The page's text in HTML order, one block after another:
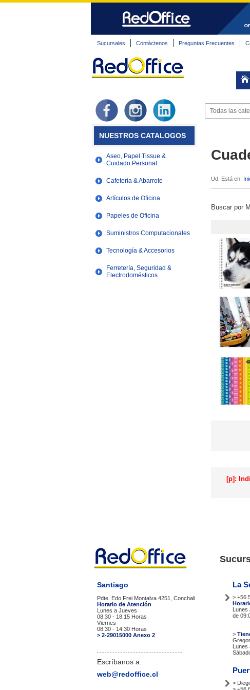
Sucursales Contáctenos Preguntas Frecuentes
NUESTROS CATALOGOS
Aseo, Papel Tissue &
Cuidado Personal
Cafetería & Abarrote
Artículos de Oficina
Papeles de Oficina
Suministros Computacionales
Tecnología & Accesorios
Ferretería, Seguridad &
Electrodomésticos
Ud. Está en:
Buscar por
[p]:
Santiago
Pdte. Edo Frei Montalva 4251, Conchali
Horario de Atención
Lunes a Jueves
08:30 - 18:15 Horas
Viernes
08:30 - 14:30 Horas
> 2-29015000 Anexo 2
Escríbanos a:
web@redoffice.cl
La
> +56
Lunes
de
>
Lunes
>
> +56